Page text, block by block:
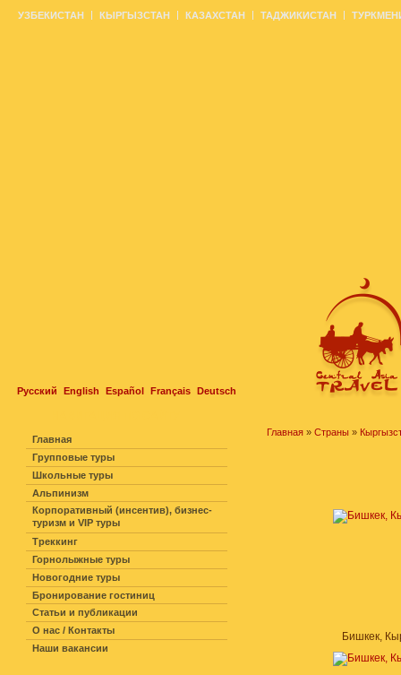
Русский English Español Français Deutsch
УЗБЕКИСТАН КЫРГЫЗСТАН КАЗАХСТАН ТАДЖИКИСТАН
Главная » Страны »
Бишкек,
Главная
Групповые туры
Школьные туры
Альпинизм
Корпоративный (инсентив), бизнес-
туризм и VIP туры
Треккинг
Горнолыжные туры
Новогодние туры
Бронирование гостиниц
Статьи и публикации
О нас / Контакты
Наши вакансии